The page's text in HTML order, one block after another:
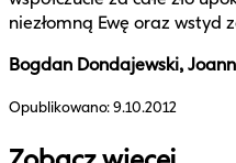
niezłomną Ewę oraz wstyd
Bogdan Dondajewski,
Opublikowano:9.10.2012